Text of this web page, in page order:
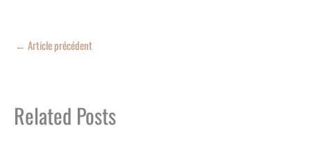
← Article précédent
Related Posts